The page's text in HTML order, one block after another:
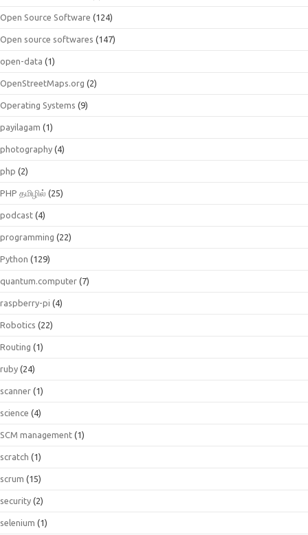
Open Source Software (124)
Open source softwares (147)
open-data (1)
OpenStreetMaps.org (2)
Operating Systems (9)
payilagam (1)
photography (4)
php (2)
PHP தமிழில் (25)
podcast (4)
programming (22)
Python (129)
quantum.computer (7)
raspberry-pi (4)
Robotics (22)
Routing (1)
ruby (24)
scanner (1)
science (4)
SCM management (1)
scratch (1)
scrum (15)
security (2)
selenium (1)